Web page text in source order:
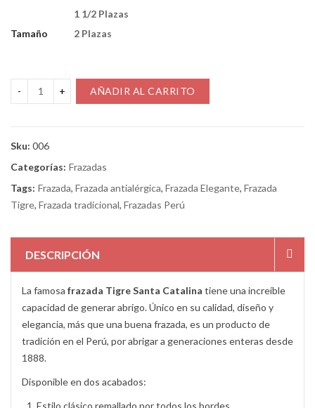
Tamaño
1 1/2 Plazas
2 Plazas
AÑADIR AL CARRITO
Sku: 006
Categorías: Frazadas
Tags: Frazada, Frazada antialérgica, Frazada Elegante, Frazada
Tigre, Frazada tradicional, Frazadas Perú
DESCRIPCIÓN
La famosa frazada Tigre Santa Catalina tiene una increíble
capacidad de generar abrigo. Único en su calidad, diseño y
elegancia, más que una buena frazada, es un producto de
tradición en el Perú, por abrigar a generaciones enteras desde
1888.
Disponible en dos acabados:
Estilo clásico remallado por todos los bordes.